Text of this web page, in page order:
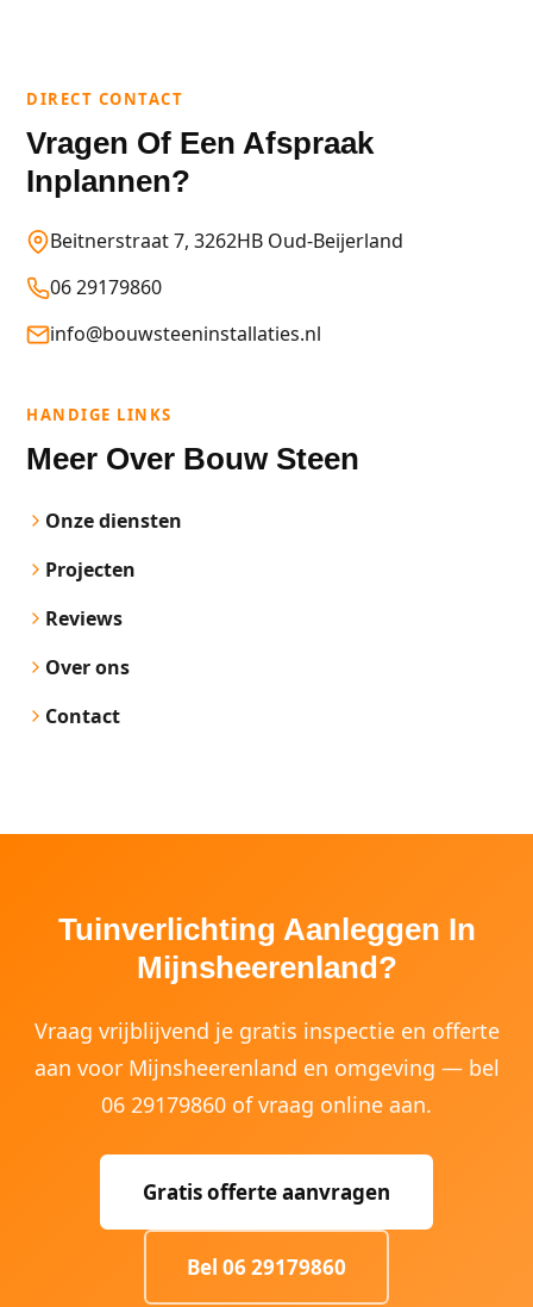
DIRECT CONTACT
Vragen Of Een Afspraak
Inplannen?
Beitnerstraat 7, 3262HB Oud-Beijerland
06 29179860
info@bouwsteeninstallaties.nl
HANDIGE LINKS
Meer Over Bouw Steen
Onze diensten
Projecten
Reviews
Over ons
Contact
Tuinverlichting Aanleggen In
Mijnsheerenland?
Vraag vrijblijvend je gratis inspectie en offerte
aan voor Mijnsheerenland en omgeving — bel
06 29179860 of vraag online aan.
Gratis offerte aanvragen
Bel 06 29179860